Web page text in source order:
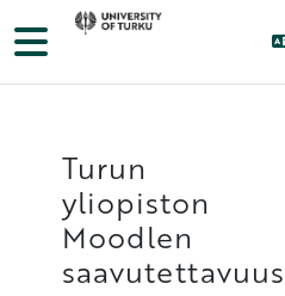
Passer au contenu principal
Panneau latéral
Turun
yliopiston
Moodlen